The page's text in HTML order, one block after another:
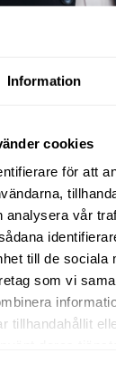
Information
cookies
för att
analysera vår
till de sociala
som vi
tillhandahållit